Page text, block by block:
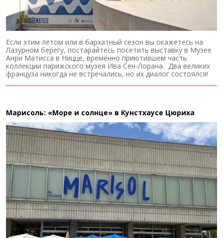
Если этим летом или в бархатный сезон вы окажетесь на
Лазурном берегу, постарайтесь посетить выставку в Музее
Анри Матисса в Ницце, временно приютившем часть
коллекции парижского музея Ива Сен-Лорана. Два великих
француза никогда не встречались, но их диалог состоялся!
Марисоль: «Море и солнце» в Кунстхаусе Цюриха